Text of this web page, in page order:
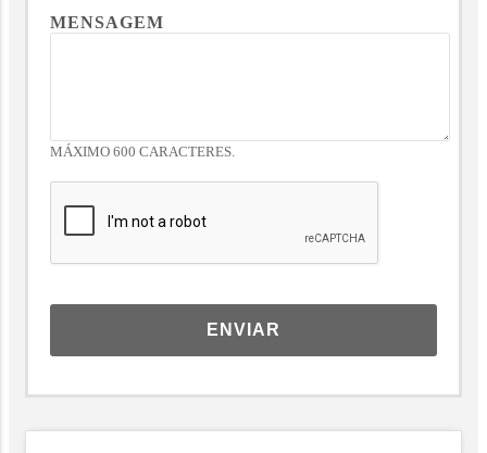
MENSAGEM
MÁXIMO 600 CARACTERES.
ENVIAR